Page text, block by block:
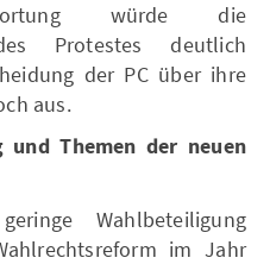
würde die
Protestes deutlich
der PC über ihre
aus.
und Themen der neuen
Wahlbeteiligung
im Jahr